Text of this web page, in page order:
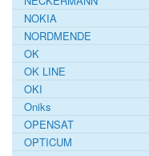
NOKIA
NORDMENDE
OK
OK LINE
OKI
Oniks
OPENSAT
OPTICUM